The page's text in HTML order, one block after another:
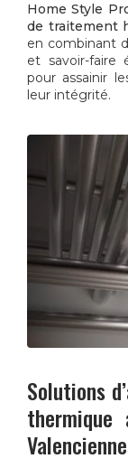
Home Style
de traitement
en combinant
et savoir-faire
pour assainir
leur intégrité.
Solutions
thermique